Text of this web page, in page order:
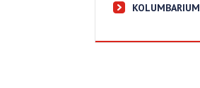
KOLUMBARIUM